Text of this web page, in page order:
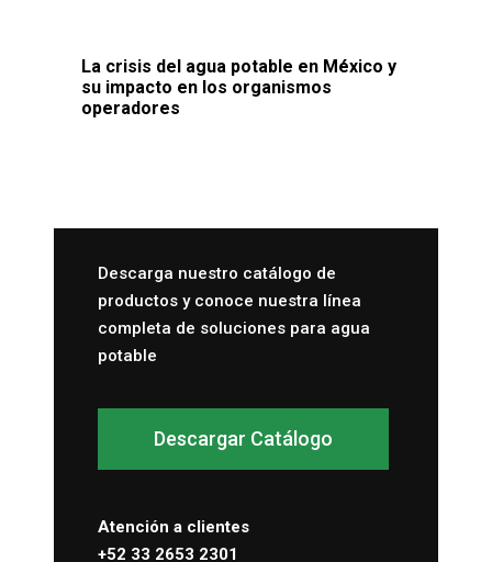
La crisis del agua potable en México y
su impacto en los organismos
operadores
Descarga nuestro catálogo de
productos y conoce nuestra línea
completa de soluciones para agua
potable
Descargar Catálogo
Atención a clientes
+52 33 2653 2301